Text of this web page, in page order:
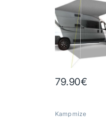
79.90€
Kamp mize